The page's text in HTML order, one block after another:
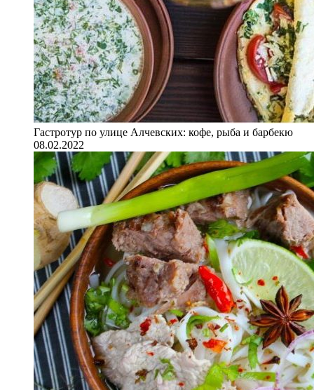
Гастротур по улице Алчевских: кофе, рыба и барбекю
08.02.2022